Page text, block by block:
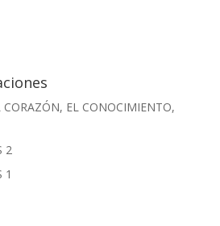
CORAZÓN, EL CONOCIMIENTO,
2
1